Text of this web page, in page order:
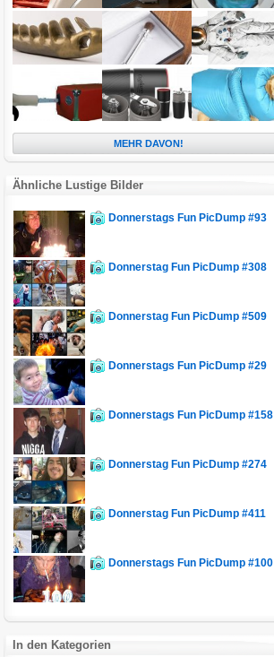
MEHR DAVON!
Ähnliche Lustige Bilder
Donnerstags Fun PicDump #93
Donnerstag Fun PicDump #308
Donnerstag Fun PicDump #509
Donnerstags Fun PicDump #29
Donnerstags Fun PicDump #158
Donnerstag Fun PicDump #274
Donnerstag Fun PicDump #411
Donnerstags Fun PicDump #100
In den Kategorien